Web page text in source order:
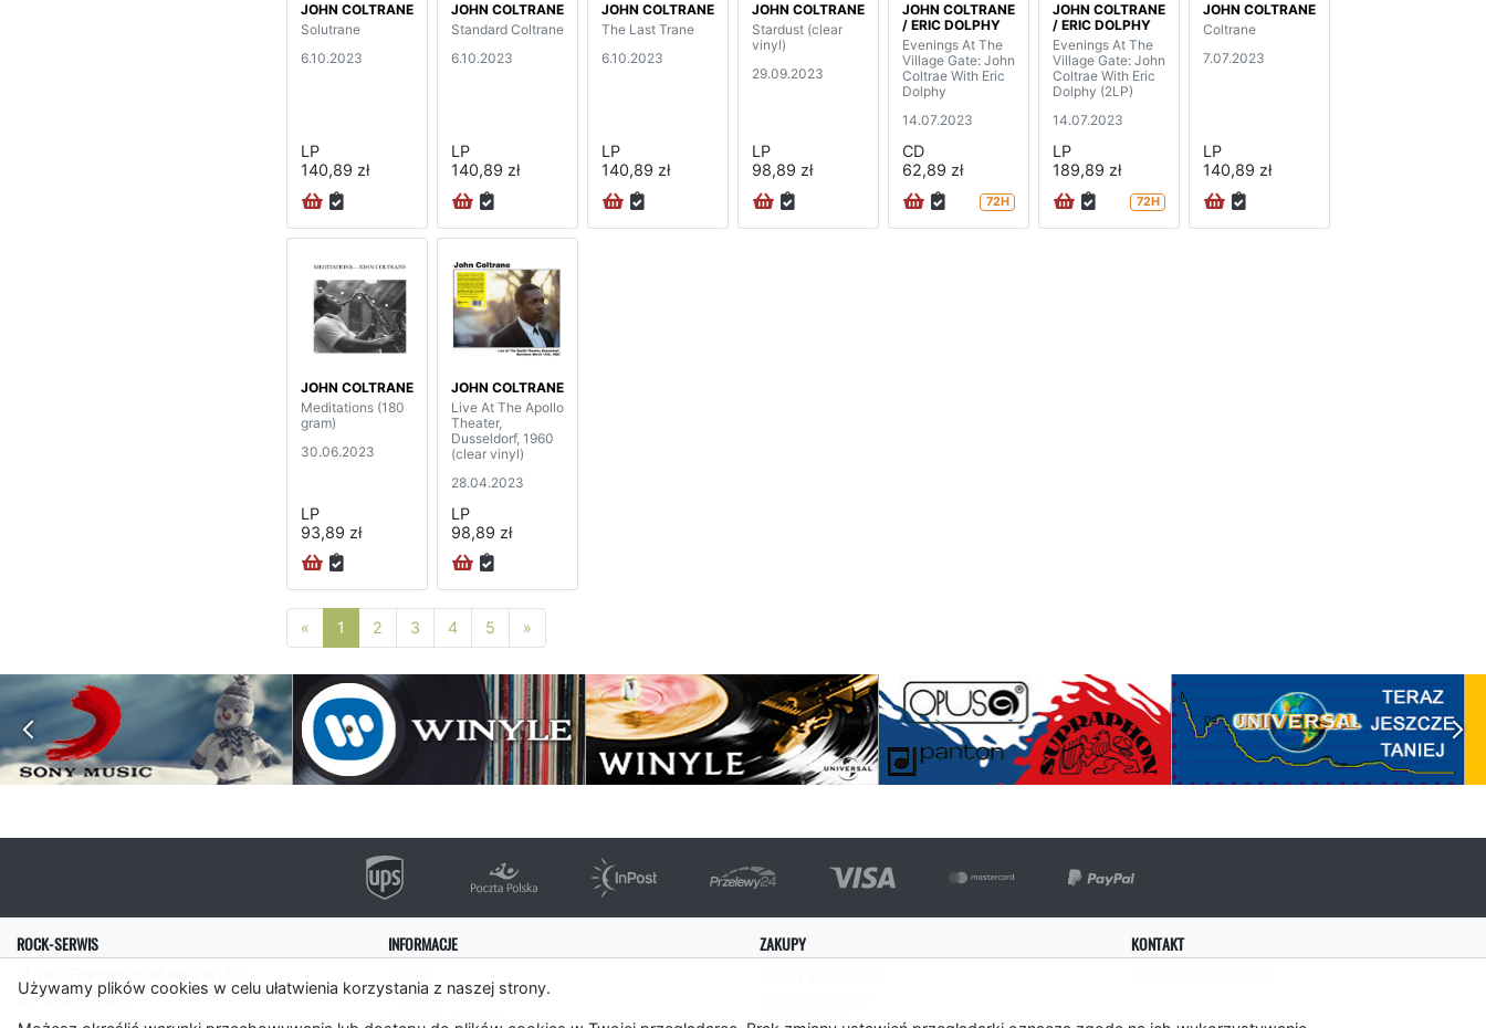
Używamy plików cookies w celu ułatwienia korzystania z naszej strony.
JOHN COLTRANE
Solutrane
6.10.2023
LP
140,89 zł
JOHN COLTRANE
Standard Coltrane
6.10.2023
LP
140,89 zł
JOHN COLTRANE
The Last Trane
6.10.2023
LP
140,89 zł
JOHN COLTRANE
Stardust (clear
vinyl)
29.09.2023
LP
98,89 zł
JOHN COLTRANE
/ ERIC DOLPHY
Evenings At The
Village Gate: John
Coltrae With Eric
Dolphy
14.07.2023
CD
62,89 zł
72H
JOHN COLTRANE
/ ERIC DOLPHY
Evenings At The
Village Gate: John
Coltrae With Eric
Dolphy (2LP)
14.07.2023
LP
189,89 zł
72H
JOHN COLTRANE
Coltrane
7.07.2023
LP
140,89 zł
JOHN COLTRANE
Meditations (180
gram)
30.06.2023
LP
93,89 zł
JOHN COLTRANE
Live At The Apollo
Theater,
Dusseldorf, 1960
(clear vinyl)
28.04.2023
LP
98,89 zł
« Poprzednia strona
1 2 3 4 5 »
ROCK-SERWIS
31-543 Kraków
INFORMACJE
Pomoc
Polityka cookies
ZAKUPY
Panel Klienta
KONTAKT